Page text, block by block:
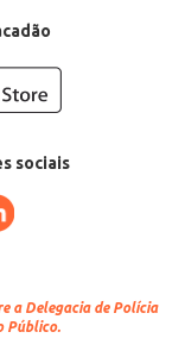
sociais
a Delegacia de Polícia
Público.